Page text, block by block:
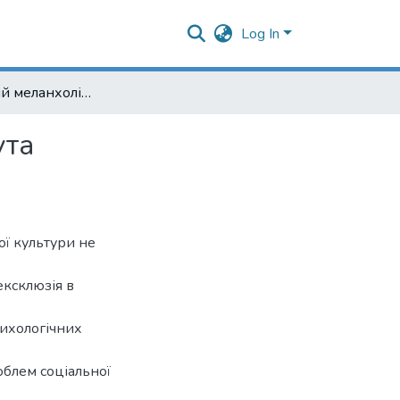
Log In
Як можливий меланхолійний гердер або відторгнута самоідентифікація. Погляд егоїста
культури не
в
соціальної